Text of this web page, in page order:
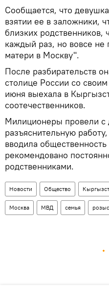
Сообщается, что
взятии ее в заложники,
близких родственников,
каждый раз, но вовсе не
матери в Москву".
После разбирательств
столице России со
июня выехала в
соотечественников.
Милиционеры провели с
разъяснительную
вводила
рекомендовано
родственниками.
Новости Общество
Москва МВД семья